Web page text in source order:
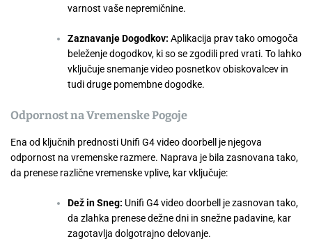
varnost vaše nepremičnine.
Zaznavanje Dogodkov: Aplikacija prav tako omogoča
beleženje dogodkov, ki so se zgodili pred vrati. To lahko
vključuje snemanje video posnetkov obiskovalcev in
tudi druge pomembne dogodke.
Odpornost na Vremenske Pogoje
Ena od ključnih prednosti Unifi G4 video doorbell je njegova
odpornost na vremenske razmere. Naprava je bila zasnovana tako,
da prenese različne vremenske vplive, kar vključuje:
Dež in Sneg: Unifi G4 video doorbell je zasnovan tako,
da zlahka prenese dežne dni in snežne padavine, kar
zagotavlja dolgotrajno delovanje.